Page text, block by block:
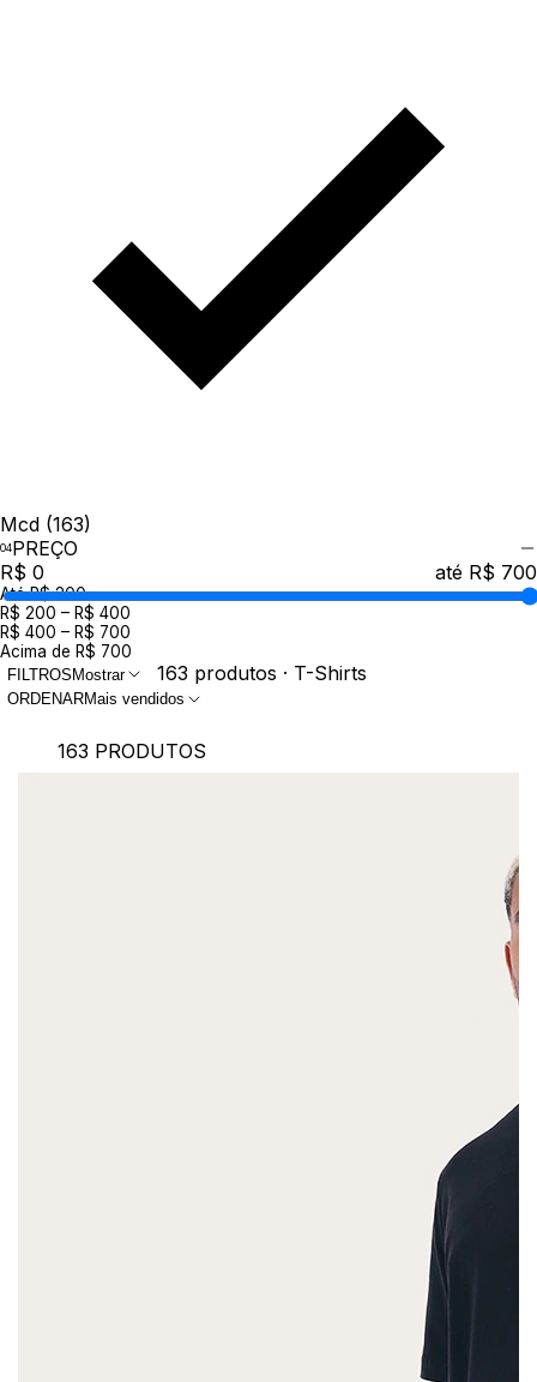
Mcd (163)
PREÇO
R$ 0
até R$ 700
Até R$ 200
R$ 200 – R$ 400
R$ 400 – R$ 700
Acima de R$ 700
FILTROS Mostrar 163 produtos · T-Shirts
ORDENARMais vendidos
163 PRODUTOS